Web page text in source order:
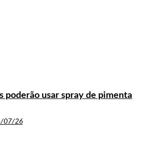
poderão usar spray de pimenta
07/26